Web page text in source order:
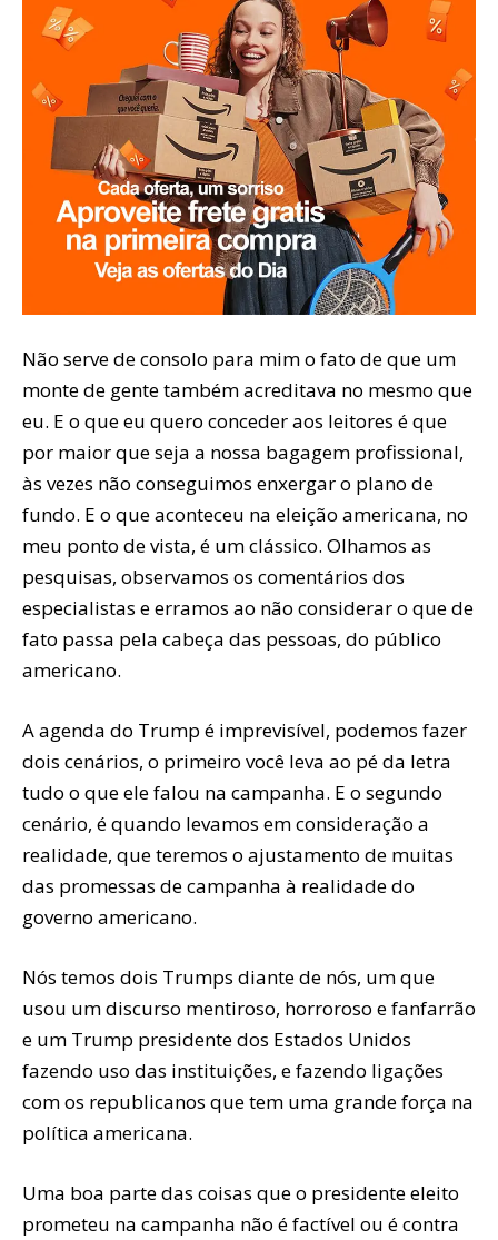
Não serve de consolo para mim o fato de que um
monte de gente também acreditava no mesmo que
eu. E o que eu quero conceder aos leitores é que
por maior que seja a nossa bagagem profissional,
às vezes não conseguimos enxergar o plano de
fundo. E o que aconteceu na eleição americana, no
meu ponto de vista, é um clássico. Olhamos as
pesquisas, observamos os comentários dos
especialistas e erramos ao não considerar o que de
fato passa pela cabeça das pessoas, do público
americano.
A agenda do Trump é imprevisível, podemos fazer
dois cenários, o primeiro você leva ao pé da letra
tudo o que ele falou na campanha. E o segundo
cenário, é quando levamos em consideração a
realidade, que teremos o ajustamento de muitas
das promessas de campanha à realidade do
governo americano.
Nós temos dois Trumps diante de nós, um que
usou um discurso mentiroso, horroroso e fanfarrão
e um Trump presidente dos Estados Unidos
fazendo uso das instituições, e fazendo ligações
com os republicanos que tem uma grande força na
política americana.
Uma boa parte das coisas que o presidente eleito
prometeu na campanha não é factível ou é contra